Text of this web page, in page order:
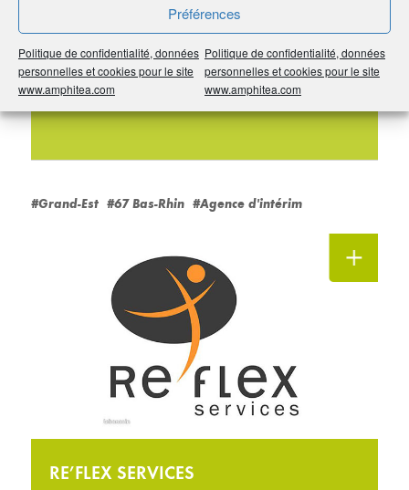
Préférences
Politique de confidentialité, données
personnelles et cookies pour le site
www.amphitea.com
Politique de confidentialité, données
personnelles et cookies pour le site
www.amphitea.com
Agence d'intérim et de
recrutement à Haguenau
#Grand-Est #67 Bas-Rhin #Agence d'intérim
RE’FLEX SERVICES